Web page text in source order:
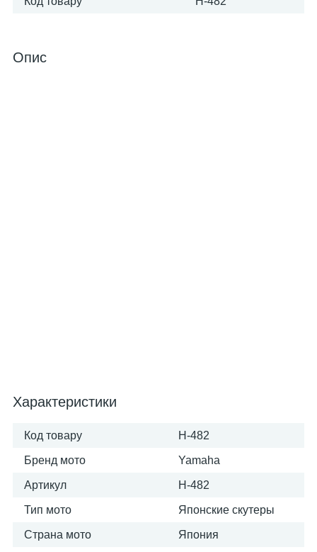
Опис
Характеристики
Код товару H-482
Бренд мото Yamaha
Артикул H-482
Тип мото Японские скутеры
Страна мото Япония